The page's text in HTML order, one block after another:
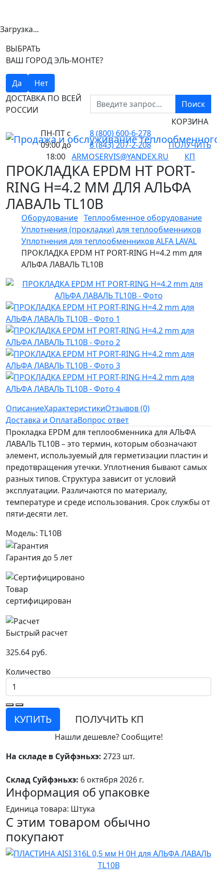
Загрузка...
ВЫБРАТЬ
ВАШ ГОРОД ЭЛЬ-МОНТЕ?
Да
Нет
ДОСТАВКА ПО ВСЕЙ
РОССИИ
Поиск
ПН-ПТ с
09:00 до
18:00
8 (800) 600-6-278
8 (843) 207-2-208
ARMOSERVIS@YANDEX.RU
КОРЗИНА
ПОЛУЧИТЬ
КП
ПРОКЛАДКА EPDM HT PORT-
RING H=4.2 MM ДЛЯ АЛЬФА
ЛАВАЛЬ TL10B
Оборудование Теплообменное оборудование
Уплотнения (прокладки) для теплообменников
Уплотнения для теплообменников ALFA LAVAL
ПРОКЛАДКА EPDM HT PORT-RING H=4.2 mm для
АЛЬФА ЛАВАЛЬ TL10B
ОписаниеХарактеристикиОтзывов (0)
Доставка и ОплатаВопрос ответ
Прокладка EPDM для теплообменника для АЛЬФА
ЛАВАЛЬ TL10B – это термин, которым обозначают
элемент, используемый для герметизации пластин и
предотвращения утечки. Уплотнения бывают самых
разных типов. Структура зависит от условий
эксплуатации. Различаются по материалу,
температуре и среде использования. Срок службы от
пяти-десяти лет.
Модель: TL10B
Гарантия до 5 лет
Товар
сертифицирован
Быстрый расчет
325.64 руб.
Количество
КУПИТЬ ПОЛУЧИТЬ КП
Нашли дешевле? Сообщите!
На складе в Суйфэньхэ: 2723 шт.
Склад Суйфэньхэ: 6 октября 2026 г.
Информация об упаковке
Единица товара: Штука
С этим товаром обычно
покупают